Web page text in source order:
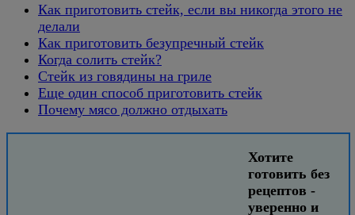
Как приготовить стейк, если вы никогда этого не
делали
Как приготовить безупречный стейк
Когда солить стейк?
Стейк из говядины на гриле
Еще один способ приготовить стейк
Почему мясо должно отдыхать
Хотите
готовить без
рецептов -
уверенно и